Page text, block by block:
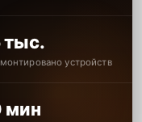
тыс.
устройств
мин